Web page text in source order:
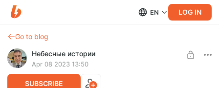
EN LOG IN
Go to blog
Небесные истории
Apr 08 2023 13:50
SUBSCRIBE